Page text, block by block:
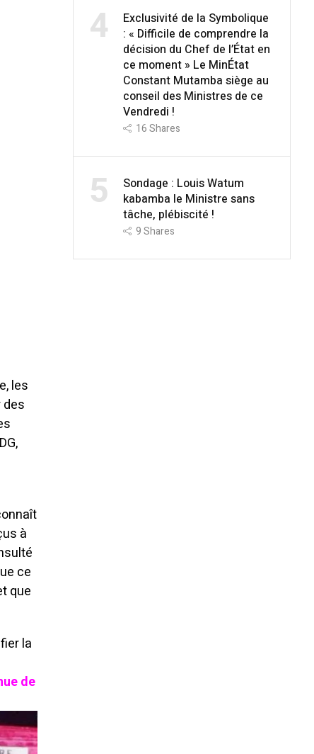
les
à
ce
que
la
de
4
Exclusivité de la Symbolique
: « Difficile de comprendre la
décision du Chef de l’État en
ce moment » Le MinÉtat
Constant Mutamba siège au
conseil des Ministres de ce
Vendredi !
16Shares
5
Sondage : Louis Watum
kabamba le Ministre sans
tâche, plébiscité !
9Shares